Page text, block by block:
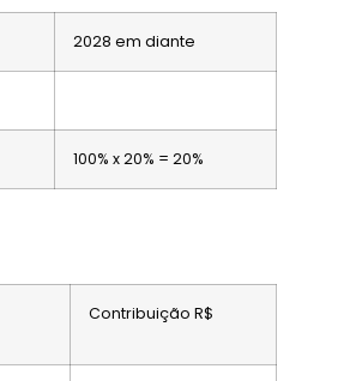
2028 em diante
100% x 20% = 20%
Contribuição R$